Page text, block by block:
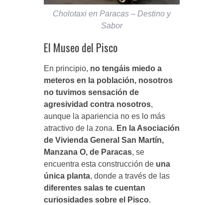
Cholotaxi en Paracas – Destino y
Sabor
El Museo del Pisco
En principio, no tengáis miedo a
meteros en la población, nosotros
no tuvimos sensación de
agresividad contra nosotros,
aunque la apariencia no es lo más
atractivo de la zona. En la Asociación
de Vivienda General San Martín,
Manzana O, de Paracas, se
encuentra esta construcción de una
única planta, donde a través de las
diferentes salas te cuentan
curiosidades sobre el Pisco.